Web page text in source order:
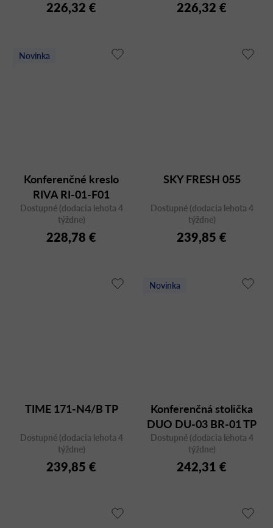
226,32 € 226,32 €
Novinka
Konferenčné kreslo
RIVA RI-01-F01
Dostupné (dodacia lehota 4
týždne)
228,78 €
SKY FRESH 055
Dostupné (dodacia lehota 4
týždne)
239,85 €
TIME 171-N4/B TP
Dostupné (dodacia lehota 4
týždne)
239,85 €
Novinka
Konferenčná stolička
DUO DU-03 BR-01 TP
R60
Dostupné (dodacia lehota 4
týždne)
242,31 €